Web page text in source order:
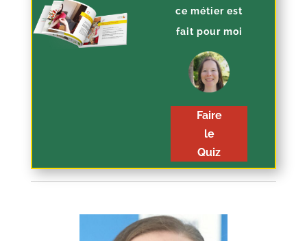
ce métier est
fait pour moi
Faire
le
Quiz